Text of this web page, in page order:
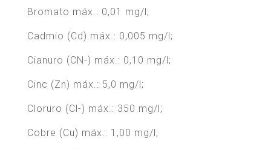
Bromato máx.: 0,01 mg/l;
Cadmio (Cd) máx.: 0,005 mg/l;
Cianuro (CN-) máx.: 0,10 mg/l;
Cinc (Zn) máx.: 5,0 mg/l;
Cloruro (Cl-) máx.: 350 mg/l;
Cobre (Cu) máx.: 1,00 mg/l;